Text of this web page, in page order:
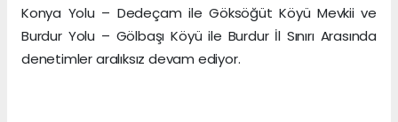
Konya Yolu – Dedeçam ile Göksöğüt Köyü Mevkii ve
Burdur Yolu – Gölbaşı Köyü ile Burdur İl Sınırı Arasında
denetimler aralıksız devam ediyor.